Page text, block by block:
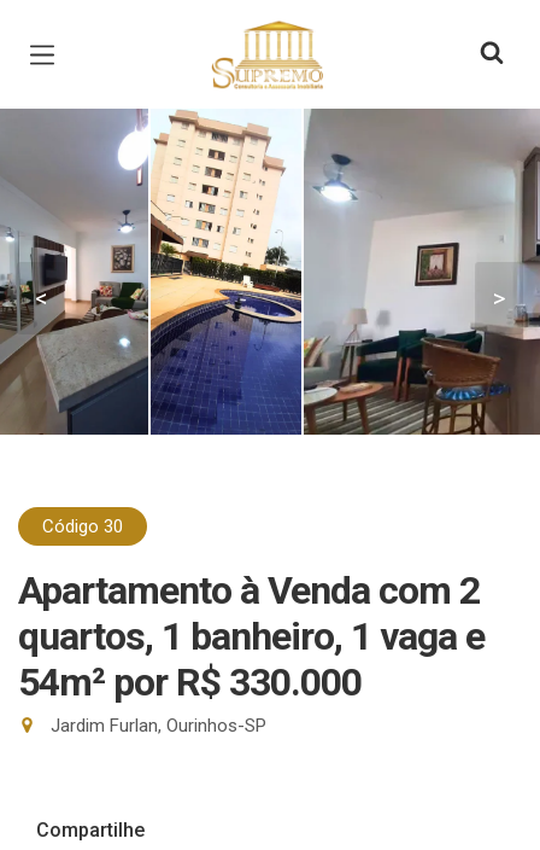
Página inicial
< >
Código 30
Apartamento à Venda com 2
quartos, 1 banheiro, 1 vaga e
54m² por R$ 330.000
Jardim Furlan, Ourinhos-SP
Compartilhe